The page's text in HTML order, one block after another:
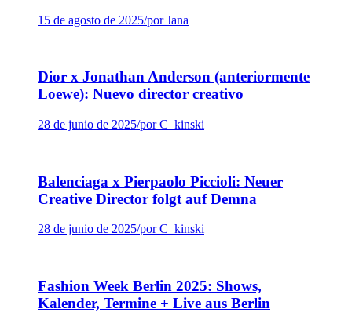
15 de agosto de 2025/por Jana
Dior x Jonathan Anderson (anteriormente
Loewe): Nuevo director creativo
28 de junio de 2025/por C_kinski
Balenciaga x Pierpaolo Piccioli: Neuer
Creative Director folgt auf Demna
28 de junio de 2025/por C_kinski
Fashion Week Berlin 2025: Shows,
Kalender, Termine + Live aus Berlin